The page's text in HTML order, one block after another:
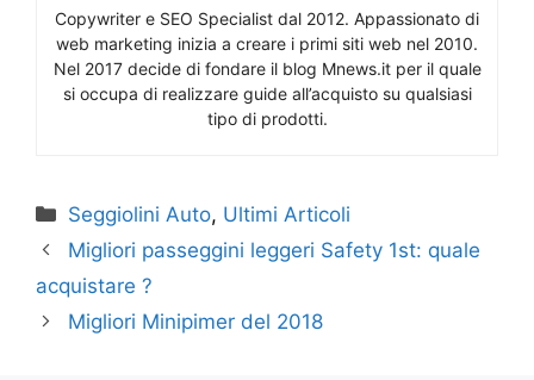
Copywriter e SEO Specialist dal 2012. Appassionato di
web marketing inizia a creare i primi siti web nel 2010.
Nel 2017 decide di fondare il blog Mnews.it per il quale
si occupa di realizzare guide all’acquisto su qualsiasi
tipo di prodotti.
Categorie
Seggiolini Auto, Ultimi Articoli
Migliori passeggini leggeri Safety 1st: quale
acquistare ?
Migliori Minipimer del 2018